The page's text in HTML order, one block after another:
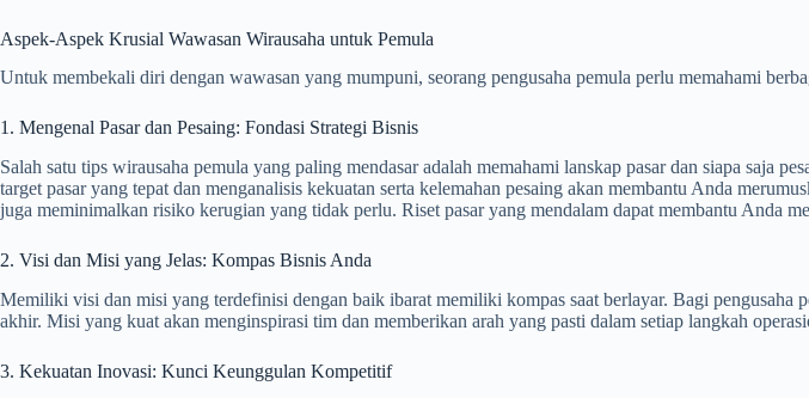
Aspek-Aspek Krusial Wawasan Wirausaha untuk Pemula
Untuk membekali diri dengan wawasan yang mumpuni, seorang pengusaha pemula perlu memahami
1. Mengenal Pasar dan Pesaing: Fondasi Strategi Bisnis
Salah satu tips wirausaha pemula yang paling mendasar adalah memahami lanskap pasar dan siapa saja
target pasar yang tepat dan menganalisis kekuatan serta kelemahan pesaing akan membantu Anda
juga meminimalkan risiko kerugian yang tidak perlu. Riset pasar yang mendalam dapat membantu Anda
2. Visi dan Misi yang Jelas: Kompas Bisnis Anda
Memiliki visi dan misi yang terdefinisi dengan baik ibarat memiliki kompas saat berlayar. Bagi
akhir. Misi yang kuat akan menginspirasi tim dan memberikan arah yang pasti dalam setiap langkah
3. Kekuatan Inovasi: Kunci Keunggulan Kompetitif